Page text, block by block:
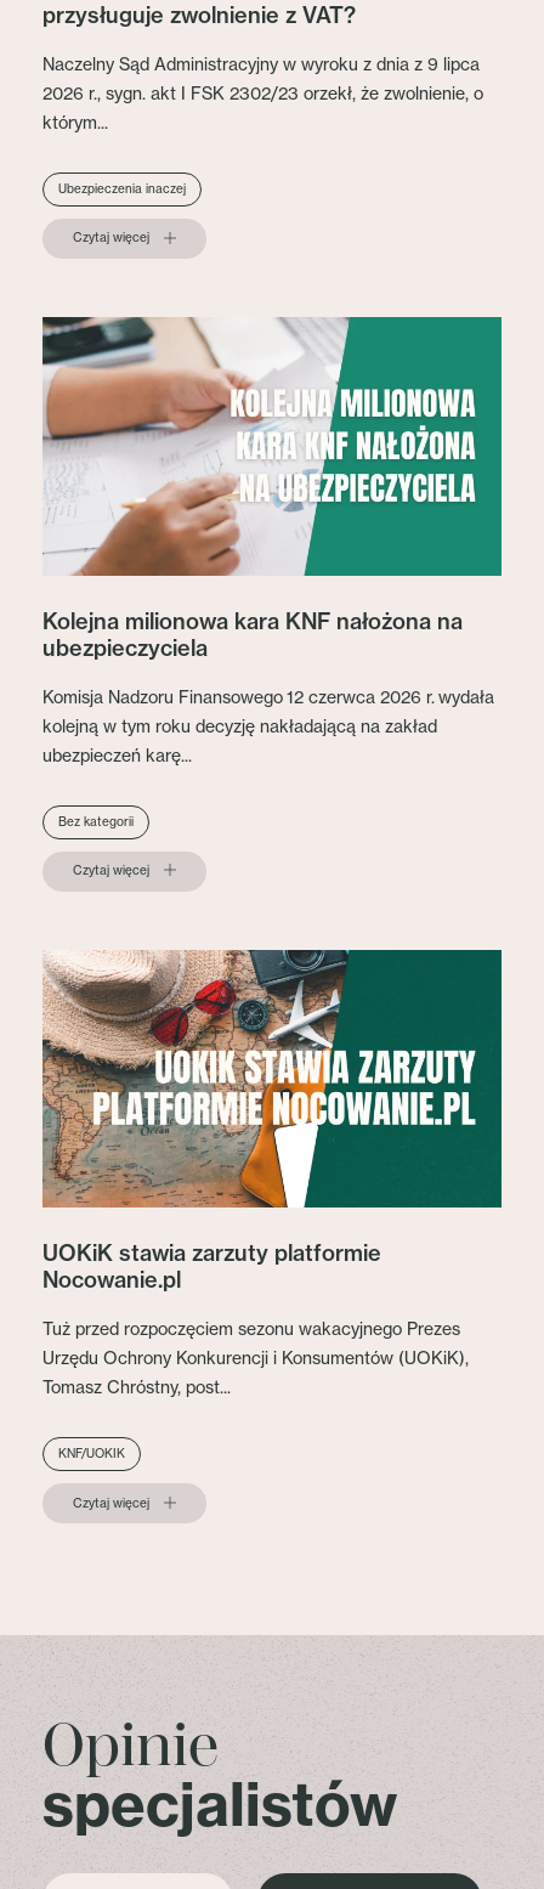
przysługuje zwolnienie z VAT?
Naczelny Sąd Administracyjny w wyroku z dnia z 9 lipca
2026 r., sygn. akt I FSK 2302/23 orzekł, że zwolnienie, o
którym...
Ubezpieczenia inaczej
Czytaj więcej
Kolejna milionowa kara KNF nałożona na
ubezpieczyciela
Komisja Nadzoru Finansowego 12 czerwca 2026 r. wydała
kolejną w tym roku decyzję nakładającą na zakład
ubezpieczeń karę...
Bez kategorii
Czytaj więcej
UOKiK stawia zarzuty platformie
Nocowanie.pl
Tuż przed rozpoczęciem sezonu wakacyjnego Prezes
Urzędu Ochrony Konkurencji i Konsumentów (UOKiK),
Tomasz Chróstny, post...
KNF/UOKIK
Czytaj więcej
Opinie
specjalistów